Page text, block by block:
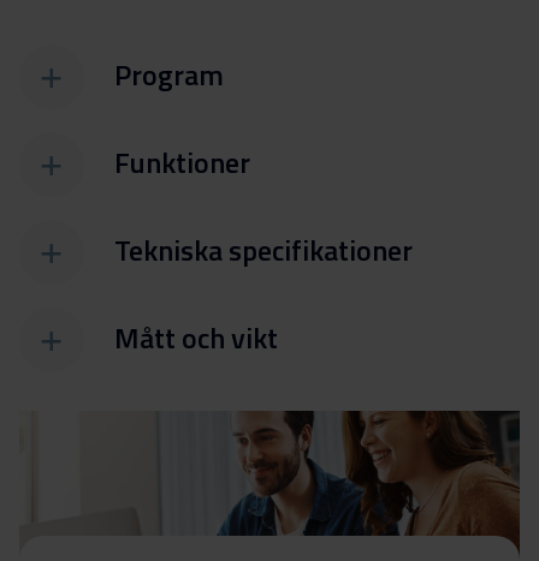
Program
Funktioner
Tekniska specifikationer
Mått och vikt